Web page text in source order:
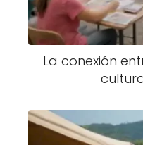
La conexión